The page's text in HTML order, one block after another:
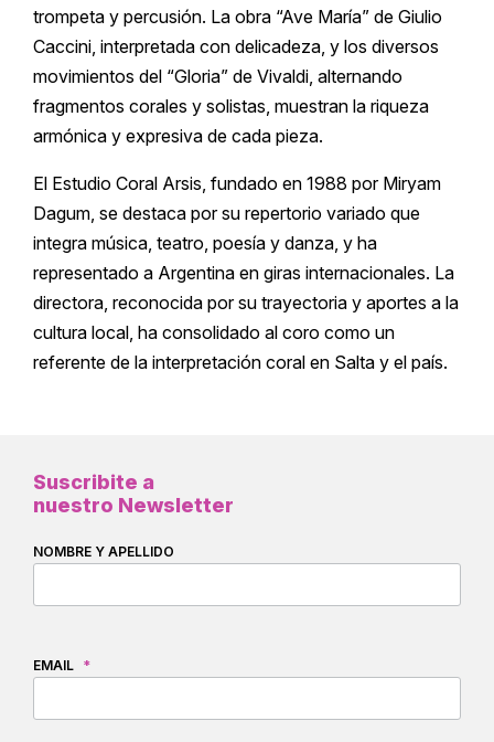
trompeta y percusión. La obra “Ave María” de Giulio
Caccini, interpretada con delicadeza, y los diversos
movimientos del “Gloria” de Vivaldi, alternando
fragmentos corales y solistas, muestran la riqueza
armónica y expresiva de cada pieza.
El Estudio Coral Arsis, fundado en 1988 por Miryam
Dagum, se destaca por su repertorio variado que
integra música, teatro, poesía y danza, y ha
representado a Argentina en giras internacionales. La
directora, reconocida por su trayectoria y aportes a la
cultura local, ha consolidado al coro como un
referente de la interpretación coral en Salta y el país.
Suscribite a
nuestro Newsletter
NOMBRE Y APELLIDO
EMAIL *